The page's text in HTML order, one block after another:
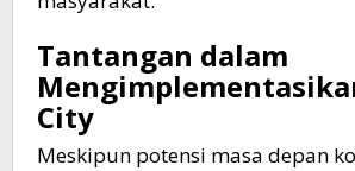
Tantangan dalam
City
Meskipun potensi masa depan